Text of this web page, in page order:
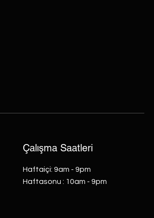
Çalışma Saatleri
Haftaiçi: 9am - 9pm
​​Haftasonu : 10am - 9pm